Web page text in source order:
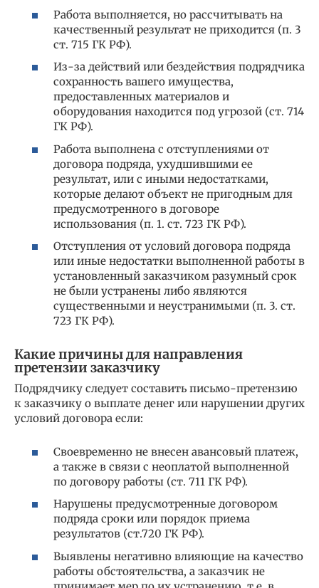
Работа выполняется, но рассчитывать на
качественный результат не приходится (п. 3
ст. 715 ГК РФ).
Из-за действий или бездействия подрядчика
сохранность вашего имущества,
предоставленных материалов и
оборудования находится под угрозой (ст. 714
ГК РФ).
Работа выполнена с отступлениями от
договора подряда, ухудшившими ее
результат, или с иными недостатками,
которые делают объект не пригодным для
предусмотренного в договоре
использования (п. 1. ст. 723 ГК РФ).
Отступления от условий договора подряда
или иные недостатки выполненной работы в
установленный заказчиком разумный срок
не были устранены либо являются
существенными и неустранимыми (п. 3. ст.
723 ГК РФ).
Какие причины для направления
претензии заказчику
Подрядчику следует составить письмо-претензию
к заказчику о выплате денег или нарушении других
условий договора если:
Своевременно не внесен авансовый платеж,
а также в связи с неоплатой выполненной
по договору работы (ст. 711 ГК РФ).
Нарушены предусмотренные договором
подряда сроки или порядок приема
результатов (ст.720 ГК РФ).
Выявлены негативно влияющие на качество
работы обстоятельства, а заказчик не